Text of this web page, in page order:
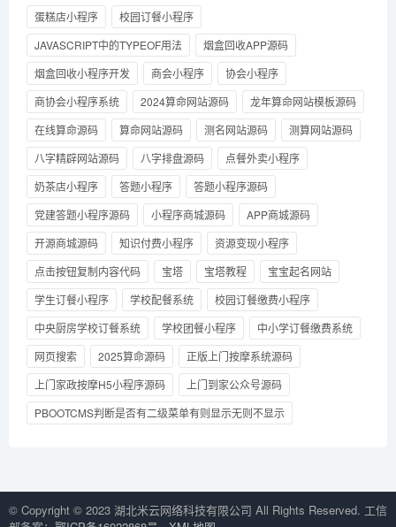
蛋糕店小程序
校园订餐小程序
JAVASCRIPT中的TYPEOF用法
烟盒回收APP源码
烟盒回收小程序开发
商会小程序
协会小程序
商协会小程序系统
2024算命网站源码
龙年算命网站模板源码
在线算命源码
算命网站源码 测名网站源码
测算网站源码
八字精辟网站源码
八字排盘源码
点餐外卖小程序
奶茶店小程序
答题小程序
答题小程序源码
党建答题小程序源码
小程序商城源码
APP商城源码
开源商城源码
知识付费小程序
资源变现小程序
点击按钮复制内容代码
宝塔 宝塔教程
宝宝起名网站
学生订餐小程序
学校配餐系统
校园订餐缴费小程序
中央厨房学校订餐系统
学校团餐小程序
中小学订餐缴费系统
网页搜索
2025算命源码
正版上门按摩系统源码
上门家政按摩H5小程序源码
上门到家公众号源码
PBOOTCMS判断是否有二级菜单有则显示无则不显示
© Copyright © 2023 湖北米云网络科技有限公司 All Rights Reserved. 工信